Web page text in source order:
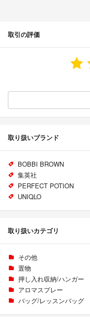
取引の評価
取り扱いブランド
BOBBI BROWN
集英社
PERFECT POTION
UNIQLO
取り扱いカテゴリ
その他
置物
押し入れ収納/ハンガー
アロマスプレー
バッグ/レッスンバッグ